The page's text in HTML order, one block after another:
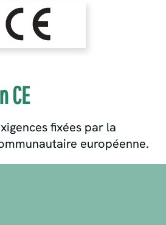
CE
fixées par la
européenne.